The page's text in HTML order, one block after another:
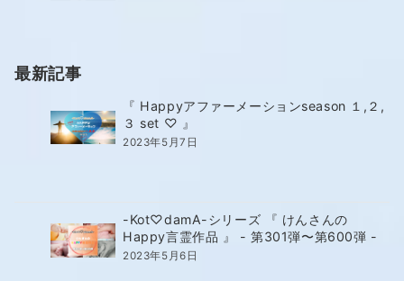
最新記事
『 Happyアファーメーションseason １,２,
３ set ♡ 』
2023年5月7日
-Kot♡damA-シリーズ 『 けんさんの
Happy言霊作品 』 - 第301弾〜第600弾 -
2023年5月6日